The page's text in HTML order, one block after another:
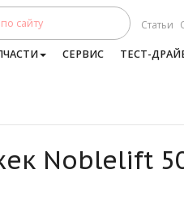
Статьи
СЕРВИС ТЕСТ-
Noblelift